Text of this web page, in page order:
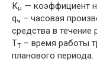
Кн — коэффициент
qч – часовая
средства в течение
ТТ – время работы
планового периода.